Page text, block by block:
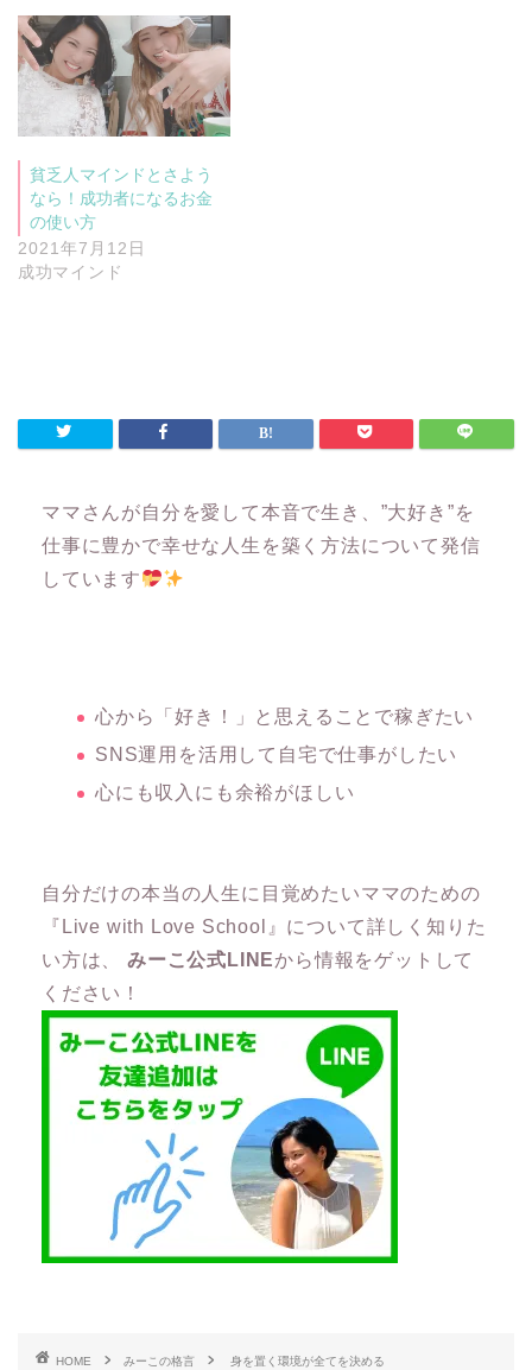
貧乏人マインドとさよう
なら！成功者になるお金
の使い方
2021年7月12日
成功マインド
ママさんが自分を愛して本音で生き、”大好き”を
仕事に豊かで幸せな人生を築く方法について発信
しています
心から「好き！」と思えることで稼ぎたい
SNS運用を活用して自宅で仕事がしたい
心にも収入にも余裕がほしい
自分だけの本当の人生に目覚めたいママのための
『Live with Love School』について詳しく知りた
い方は、 みーこ公式LINEから情報をゲットして
ください！
HOME みーこの格言 身を置く環境が全てを決める